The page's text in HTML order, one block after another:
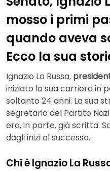
mosso i primi
quando aveva
Ecco la sua
Ignazio La Russa,
iniziato la sua carriera in
soltanto 24 anni. La sua
segretario del Partito
era, in parte, già scritta.
dagli inizi al successo.
Chi è Ignazio La